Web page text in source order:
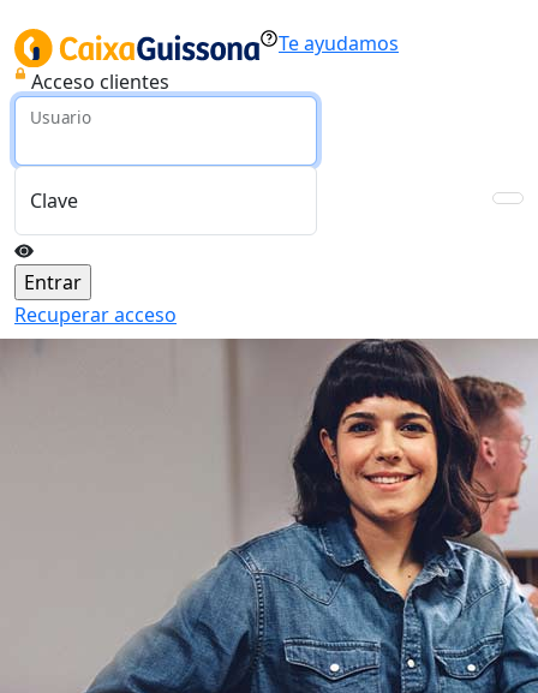
Te ayudamos
Acceso clientes
Usuario
Clave
Recuperar acceso